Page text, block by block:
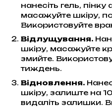
нанесіть гель, пінку
масажуйте шкіру,
Використовуйте
Відлущування.
шкіру, масажуйте
змийте.
тиждень.
Відновлення.
шкіру, залиште на
видаліть залишки.